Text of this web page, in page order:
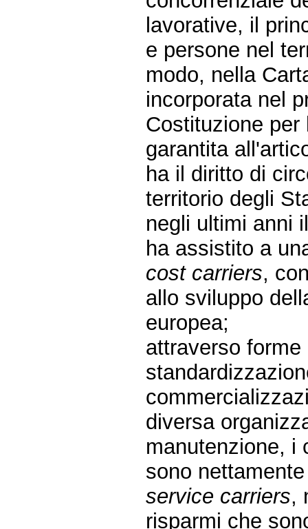
lavorative, il
e persone nel
modo, nella
incorporata nel
Costituzione
garantita
ha il diritto di
territorio degli
negli ultimi anni
ha assistito a
cost carriers,
allo sviluppo
europea;
attraverso
diversa
manutenzione, i
sono
service carriers,
risparmi che